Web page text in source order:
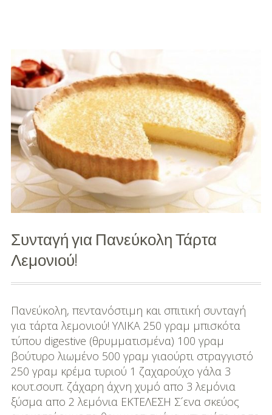
λιπιοδιαλυτικό
με
μέλι,
κανέλα
και
λεμόνι
Συνταγή για Πανεύκολη Τάρτα
Λεμονιού!
Πανεύκολη, πεντανόστιμη και σπιτική συνταγή
για τάρτα λεμονιού! ΥΛΙΚΑ 250 γραμ μπισκότα
τύπου digestive (θρυμματισμένα) 100 γραμ
βούτυρο λιωμένο 500 γραμ γιαούρτι στραγγιστό
250 γραμ κρέμα τυριού 1 ζαχαρούχο γάλα 3
κουτ.σουπ. ζάχαρη άχνη χυμό απο 3 λεμόνια
ξύσμα απο 2 λεμόνια ΕΚΤΕΛΕΣΗ Σ´ενα σκεύος